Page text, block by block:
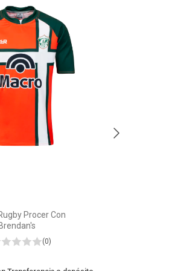
Procer Con
(0)